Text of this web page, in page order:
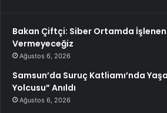
Bakan Çiftçi: Siber Ortamda İşlenen
Vermeyeceğiz
Ağustos 6, 2026
Samsun’da Suruç Katliamı’nda
Yolcusu” Anıldı
Ağustos 6, 2026